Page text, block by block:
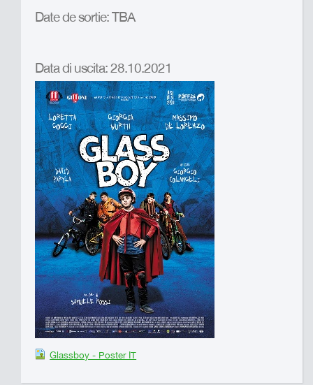
Date de sortie: TBA
Data di uscita: 28.10.2021
Glassboy - Poster IT